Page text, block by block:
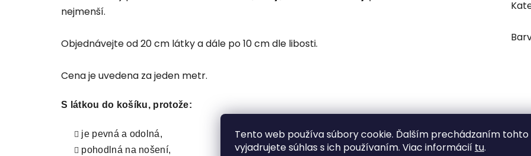
Tento web používa súbory cookie. Ďalším prechádzaním tohto
vyjadrujete súhlas s ich používaním. Viac informácií tu.
nejmenší.
Objednávejte od 20 cm látky a dále po 10 cm dle libosti.
Cena je uvedena za jeden metr.
S látkou do košíku, protože:
je pevná a odolná,
pohodlná na nošení,